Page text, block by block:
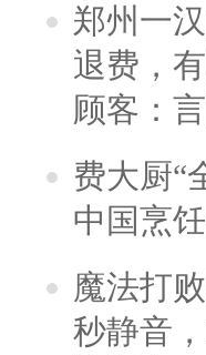
郑州一
退费，
顾客：
费大厨“
中国烹
魔法打
秒静音